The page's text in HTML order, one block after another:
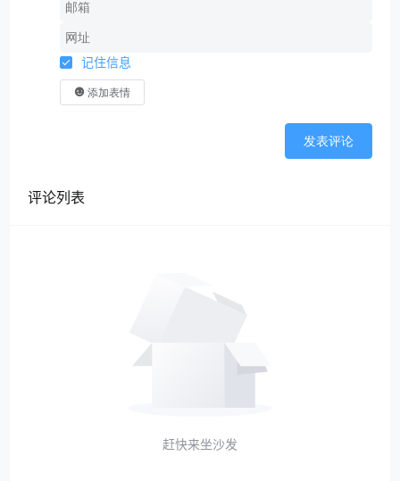
记住信息
添加表情
发表评论
评论列表
赶快来坐沙发